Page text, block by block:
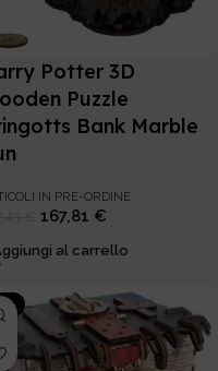
Potter 3D
Puzzle
Bank Marble
IN PRE-ORDINE
167,81 €
al carrello